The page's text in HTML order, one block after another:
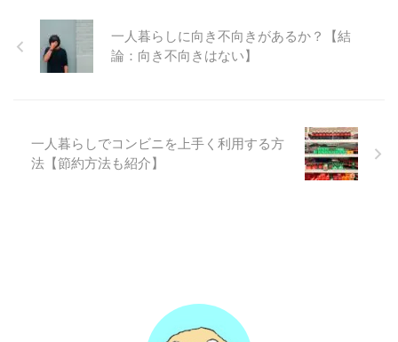
一人暮らしに向き不向きがあるか？【結
論：向き不向きはない】
一人暮らしでコンビニを上手く利用する方
法【節約方法も紹介】